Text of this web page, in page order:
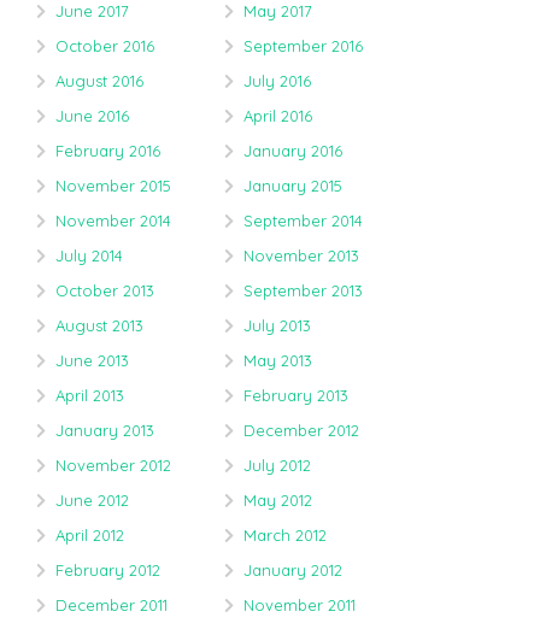
June 2017
May 2017
October 2016
September 2016
August 2016
July 2016
June 2016
April 2016
February 2016
January 2016
November 2015
January 2015
November 2014
September 2014
July 2014
November 2013
October 2013
September 2013
August 2013
July 2013
June 2013
May 2013
April 2013
February 2013
January 2013
December 2012
November 2012
July 2012
June 2012
May 2012
April 2012
March 2012
February 2012
January 2012
December 2011
November 2011